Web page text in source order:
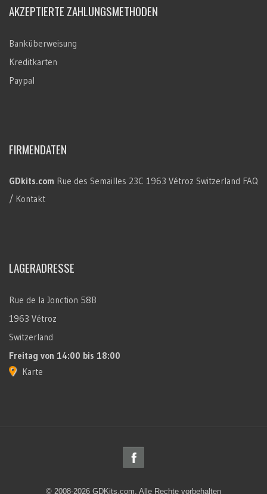
AKZEPTIERTE ZAHLUNGSMETHODEN
Banküberweisung
Kreditkarten
Paypal
FIRMENDATEN
GDkits.com Rue des Semailles 23C 1963 Vétroz Switzerland FAQ
/ Kontakt
LAGERADRESSE
Rue de la Jonction 58B
1963 Vétroz
Switzerland
Freitag von 14:00 bis 18:00
Karte
© 2008-2026 GDKits.com. Alle Rechte vorbehalten